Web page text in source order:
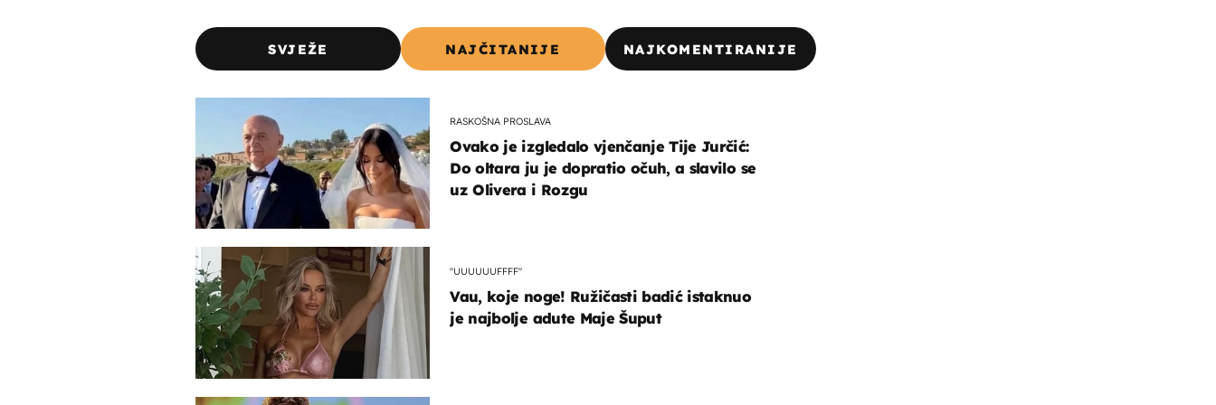
SVJEŽE NAJČITANIJE NAJKOMENTIRANIJE
RASKOŠNA PROSLAVA
Ovako je izgledalo vjenčanje Tije Jurčić:
Do oltara ju je dopratio očuh, a slavilo se
uz Olivera i Rozgu
"UUUUUUFFFF"
Vau, koje noge! Ružičasti badić istaknuo
je najbolje adute Maje Šuput